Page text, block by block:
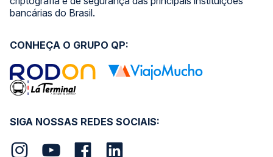
bancárias do Brasil.
SIGA NOSSAS REDES SOCIAIS:
CONHEÇA O GRUPO QP: